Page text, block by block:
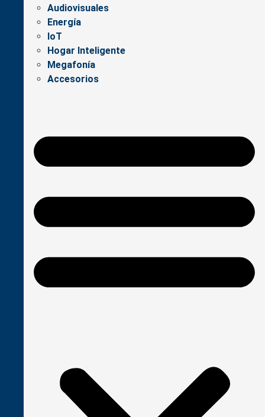
Audiovisuales
Energía
IoT
Hogar Inteligente
Megafonía
Accesorios